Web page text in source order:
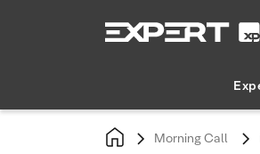
Morning Call